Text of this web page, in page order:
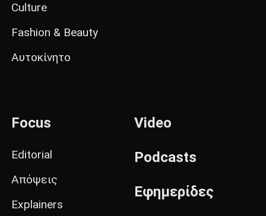
Culture
Fashion & Beauty
Αυτοκίνητο
Focus
Editorial
Απόψεις
Explainers
Video
Podcasts
Εφημερίδες